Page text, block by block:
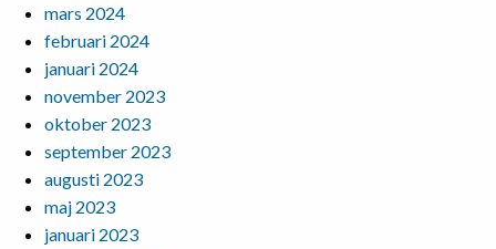
mars 2024
februari 2024
januari 2024
november 2023
oktober 2023
september 2023
augusti 2023
maj 2023
januari 2023